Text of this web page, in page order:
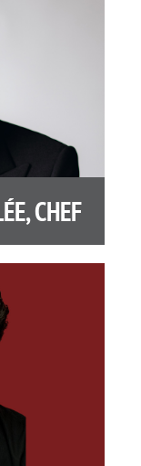
CHEF